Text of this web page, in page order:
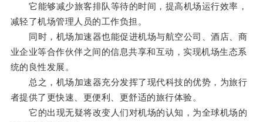
它能够减少旅客排队等待的时间，提高机场运行效率，
减轻了机场管理人员的工作负担。
同时，机场加速器也能促进机场与航空公司、酒店、商
业企业等合作伙伴之间的信息共享和互动，实现机场生态系
统的良性发展。
总之，机场加速器充分发挥了现代科技的优势，为旅行
者提供了更快速、更便利、更舒适的旅行体验。
它的出现无疑将改变人们对机场的认知，为全球机场的